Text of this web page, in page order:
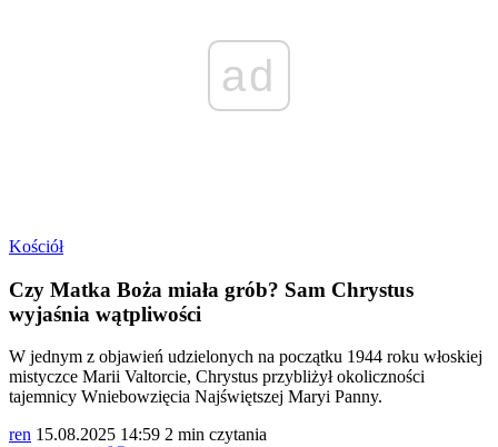
ad
Kościół
Czy Matka Boża miała grób? Sam Chrystus
wyjaśnia wątpliwości
W jednym z objawień udzielonych na początku 1944 roku włoskiej
mistyczce Marii Valtorcie, Chrystus przybliżył okoliczności
tajemnicy Wniebowzięcia Najświętszej Maryi Panny.
ren 15.08.2025 14:59 2 min czytania